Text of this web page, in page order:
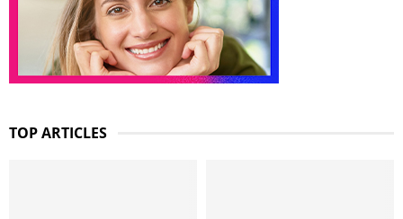
TOP ARTICLES